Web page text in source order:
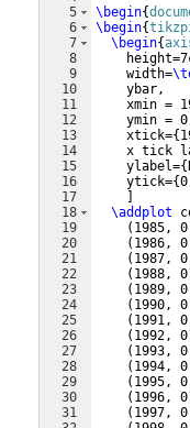
5
6
7
8
9
10
11
12
13
14
15
16
17
18
19
20
21
22
23
24
25
26
27
28
29
30
31
\begin{
\begin{
\begin{
    width=
    ybar,
xmin =
ymin =
    xtick=
{
x tick
    ylabel=
{
    ytick=
{
\addplot
( 1985, 0
( 1986, 0
( 1987, 0
( 1988, 0
( 1989, 0
( 1990, 0
( 1991, 0
( 1992, 0
( 1993, 0
( 1994, 0
( 1995, 0
( 1996, 0
( 1997, 0